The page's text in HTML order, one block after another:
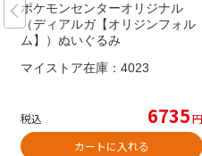
ポケモンセンターオリジナル
（ディアルガ【オリジンフォル
ム】）ぬいぐるみ
マイストア在庫： 4023
税込 6735円
カートに入れる